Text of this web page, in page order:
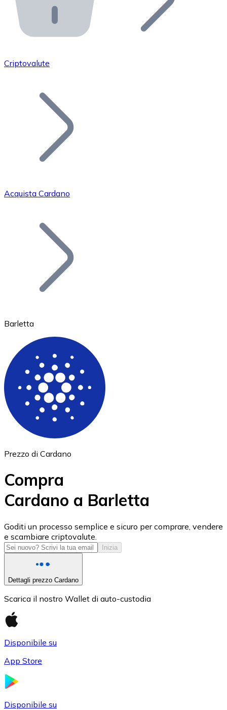
API Bitnovo
Integra la nostra API nel tuo ecosistema.
Unisciti alla nostra rete di rivenditori e
Aggiungi il token del tuo progetto al nostro servizio di
Bitcoin
Ethereum
ETH
USD Coin
USDC
Criptovalute
Acquista Cardano
Barletta
Prezzo di Cardano
Compra
Cardano a Barletta
Goditi un processo semplice e sicuro per comprare, vendere
e scambiare criptovalute.
Inizia
Dettagli prezzo Cardano
Scarica il nostro Wallet di auto-custodia
Disponibile su
App Store
Disponibile su